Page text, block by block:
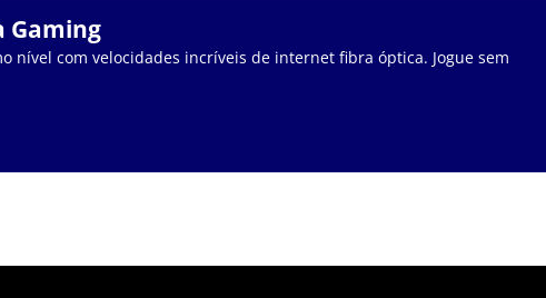
Gaming
nível com velocidades incríveis de internet fibra óptica. Jogue sem